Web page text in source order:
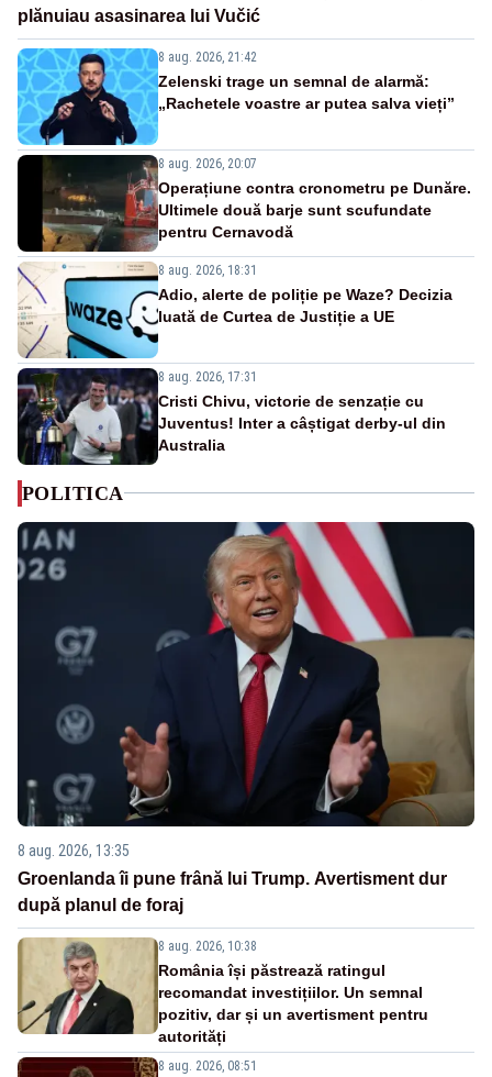
plănuiau asasinarea lui Vučić
8 aug. 2026, 21:42
Zelenski trage un semnal de alarmă:
„Rachetele voastre ar putea salva vieți”
8 aug. 2026, 20:07
Operațiune contra cronometru pe Dunăre.
Ultimele două barje sunt scufundate
pentru Cernavodă
8 aug. 2026, 18:31
Adio, alerte de poliție pe Waze? Decizia
luată de Curtea de Justiție a UE
8 aug. 2026, 17:31
Cristi Chivu, victorie de senzație cu
Juventus! Inter a câștigat derby-ul din
Australia
POLITICA
8 aug. 2026, 13:35
Groenlanda îi pune frână lui Trump. Avertisment dur
după planul de foraj
8 aug. 2026, 10:38
România își păstrează ratingul
recomandat investițiilor. Un semnal
pozitiv, dar și un avertisment pentru
autorități
8 aug. 2026, 08:51